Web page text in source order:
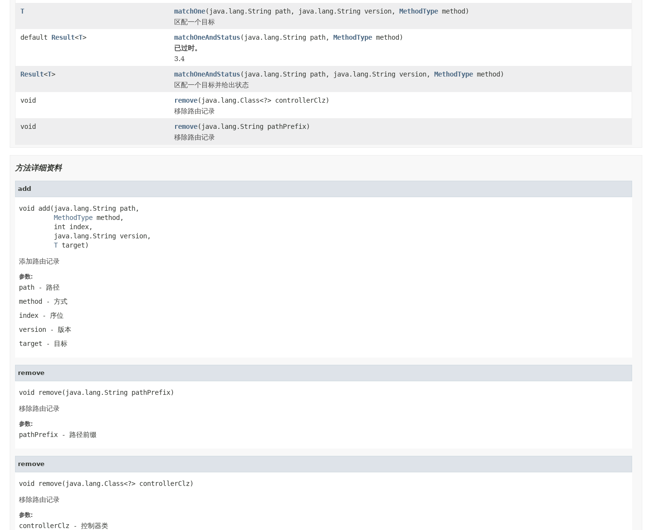
T
matchOne(java.lang.String path, java.lang.String version, MethodType method)
区配一个目标
default Result<T> matchOneAndStatus(java.lang.String path, MethodType method)
已过时。
3.4
Result<T> matchOneAndStatus(java.lang.String path, java.lang.String version, MethodType method)
区配一个目标并给出状态
void
remove(java.lang.Class<?> controllerClz)
移除路由记录
void
remove(java.lang.String pathPrefix)
移除路由记录
方法详细资料
add
void add(java.lang.String path,
MethodType method,
         int index,
         java.lang.String version,
T target)
添加路由记录
参数:
path - 路径
method - 方式
index - 序位
version - 版本
target - 目标
remove
void remove(java.lang.String pathPrefix)
移除路由记录
参数:
pathPrefix - 路径前缀
remove
void remove(java.lang.Class<?> controllerClz)
移除路由记录
参数:
controllerClz - 控制器类